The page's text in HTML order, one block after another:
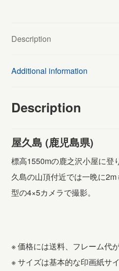
Description
Additional information
Description
屋久島 (鹿児島県)
標高1550mの鹿之沢小屋に登
久島の山頂付近では一晩に
型の4×5カメラで撮影。
※ 価格には送料、フレーム代
※ サイズは基本的な印画紙サ